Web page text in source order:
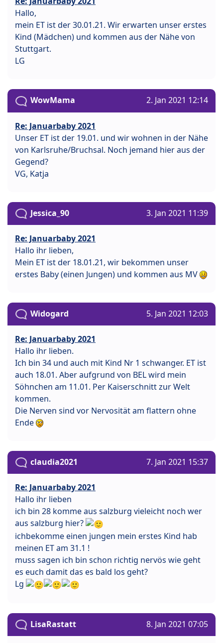
Hallo,
mein ET ist der 30.01.21. Wir erwarten unser erstes
Kind (Mädchen) und kommen aus der Nähe von
Stuttgart.
LG
WowMama 2. Jan 2021 12:14
Re: Januarbaby 2021
Unser ET ist der 19.01. und wir wohnen in der Nähe
von Karlsruhe/Bruchsal. Noch jemand hier aus der
Gegend?
VG, Katja
Jessica_90 3. Jan 2021 11:39
Re: Januarbaby 2021
Hallo ihr lieben,
Mein ET ist der 18.01.21, wir bekommen unser
erstes Baby (einen Jungen) und kommen aus MV
Widogard 5. Jan 2021 12:03
Re: Januarbaby 2021
Hallo ihr lieben.
Ich bin 34 und auch mit Kind Nr 1 schwanger. ET ist
auch 18.01. Aber aufgrund von BEL wird mein
Söhnchen am 11.01. Per Kaiserschnitt zur Welt
kommen.
Die Nerven sind vor Nervosität am flattern ohne
Ende
claudia2021 7. Jan 2021 15:37
Re: Januarbaby 2021
Hallo ihr lieben
ich bin 28 komme aus salzburg vieleicht noch wer
aus salzburg hier?
ichbekomme einen jungen mein erstes Kind hab
meinen ET am 31.1 !
muss sagen ich bin schon richtig nervös wie geht
es euch damit das es bald los geht?
Lg
LisaRastatt 8. Jan 2021 07:05